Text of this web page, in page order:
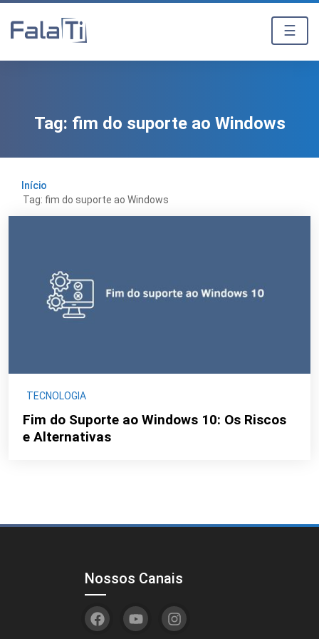
☰
Tag: fim do suporte ao Windows
Início
Tag: fim do suporte ao Windows
TECNOLOGIA
Fim do Suporte ao Windows 10: Os Riscos
e Alternativas
Nossos Canais